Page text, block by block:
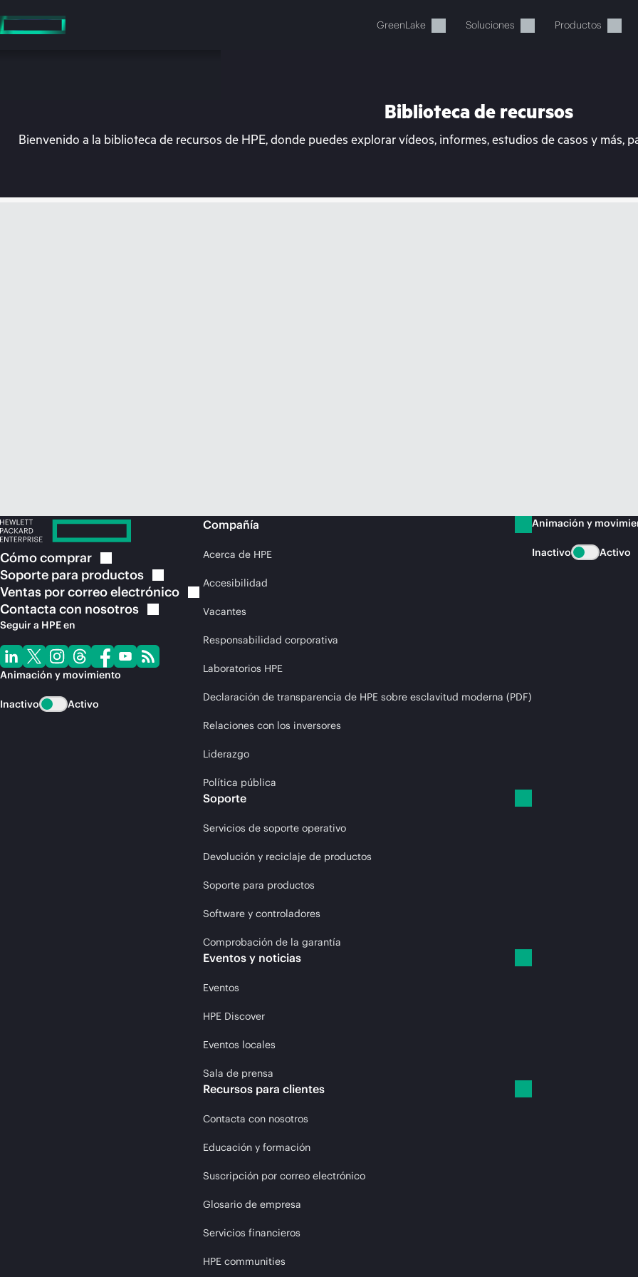
al
contenido
GreenLake Soluciones Productos
En estos momentos, tu cesta está
Biblioteca de recursos
Bienvenido a la biblioteca de recursos de HPE, donde puedes explorar vídeos, informes, estudios de casos y más,
Cómocomprar
Soporte para productos
Ventas por correoelectrónico
Contacta con nosotros
Seguir a HPE en
Animación y movimiento
Inactivo Activo
Compañía
Acerca de HPE
Accesibilidad
Vacantes
Responsabilidad corporativa
Laboratorios HPE
Declaración de transparencia de HPE sobre esclavitud moderna (PDF)
Relaciones con los inversores
Liderazgo
Política pública
Soporte
Servicios de soporte operativo
Devolución y reciclaje de productos
Soporte para productos
Software y controladores
Comprobación de la garantía
Eventos y noticias
Eventos
HPE Discover
Eventos locales
Sala de prensa
Recursos para clientes
Contacta con nosotros
Educación y formación
Suscripción por correo electrónico
Glosario de empresa
Servicios financieros
HPE communities
Animación y
Inactivo Activo